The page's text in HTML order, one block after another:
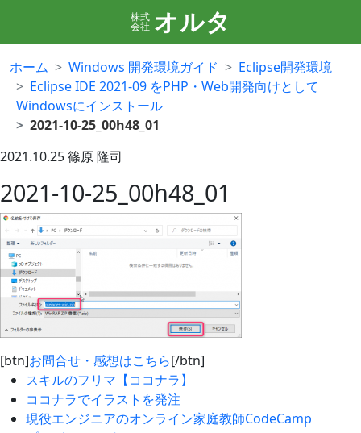
株式
会社 オルタ
ホーム Windows 開発環境ガイド
Eclipse開発環境
Eclipse IDE 2021-09 をPHP・Web開発向けとして
Windowsにインストール
2021-10-25_00h48_01
2021.10.25篠原 隆司
2021-10-25_00h48_01
[btn]お問合せ・感想はこちら[/btn]
スキルのフリマ【ココナラ】
ココナラでイラストを発注
現役エンジニアのオンライン家庭教師CodeCamp